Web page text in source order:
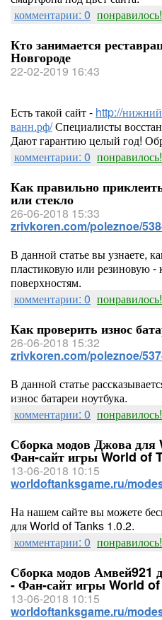
комментарии: 0 понравилось!
Кто занимается
Новгороде
22-02-2019 16:43
Есть такой сайт - http://
ванн.рф/Специалисты
Дают гарантию целый год!
комментарии: 0 понравилось!
Как правильно
или стекло
26-06-2018 15:33
zrivkoren.com/poleznoe/
В данной статье вы узнаете,
пластиковую или резиновую -
поверхностям.
комментарии: 0 понравилось!
Как проверить износ
26-06-2018 15:32
zrivkoren.com/poleznoe/
В данной статье
износ батареи ноутбука.
комментарии: 0 понравилось!
Сборка модов Джова
Фан-сайт игры World of
13-06-2018 10:15
worldoftanksgame.ru/
На нашем сайте вы можете
для World of Tanks 1.0.2.
комментарии: 0 понравилось!
Сборка модов Амвей921
- Фан-сайт игры World
13-06-2018 10:15
worldoftanksgame.ru/